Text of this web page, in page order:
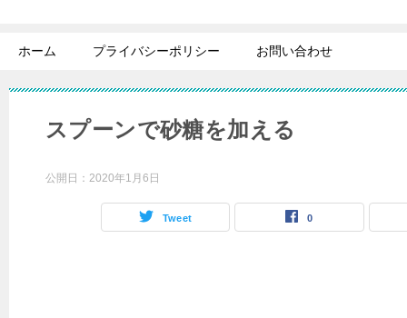
ホーム プライバシーポリシー お問い合わせ
スプーンで砂糖を加える
公開日： 2020年1月6日
Tweet 0